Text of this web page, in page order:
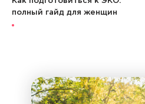
полный гайд для женщин